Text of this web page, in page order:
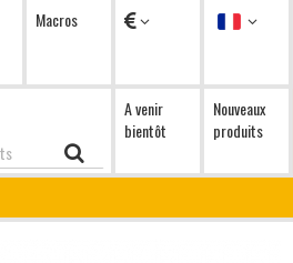
Macros Devises Langue
A venir
bientôt
Nouveaux
produits